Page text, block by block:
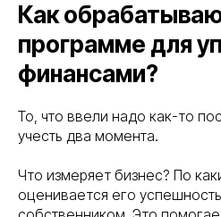
Как
программе для
финансами?
То, что ввели надо как-то
учесть два момента.
Что измеряет бизнес? По
оценивается его